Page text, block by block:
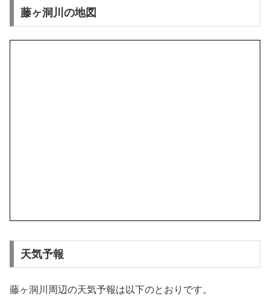
藤ヶ洞川の地図
天気予報
藤ヶ洞川周辺の天気予報は以下のとおりです。